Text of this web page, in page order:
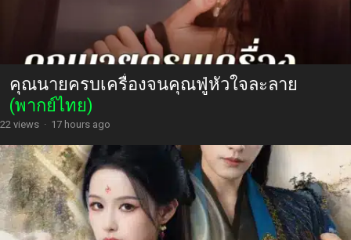
คุณนายครบเครื่องจนคุณฟู่หัวใจละลาย
(พากย์ไทย)
22 views · 17 hours ago